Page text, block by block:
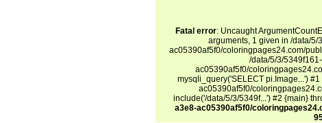
Fatal error: Uncaught
arguments, 1 given in /data/
ac05390af5f0/coloringpages24.com/
/data/5/3/
ac05390af5f0/
mysqli_query('SELECT pi.Image...')
ac05390af5f0/
include('/data/5/3/5349f...') #2 {main}
a3e8-ac05390af5f0/